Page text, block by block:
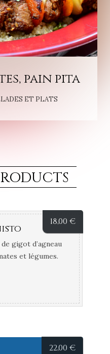
pain pita
ET PLATS
18,00 €
gigot d’agneau
et légumes.
22,00 €